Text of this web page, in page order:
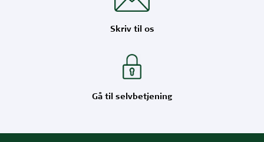
Skriv til os
Gå til selvbetjening